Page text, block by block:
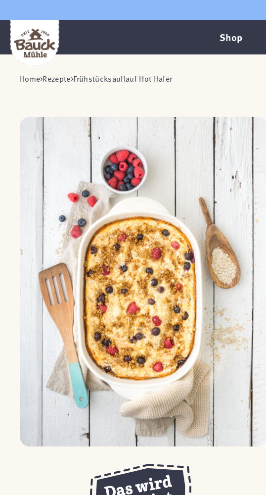
Shop
Home Rezepte Frühstücksauflauf Hot Hafer